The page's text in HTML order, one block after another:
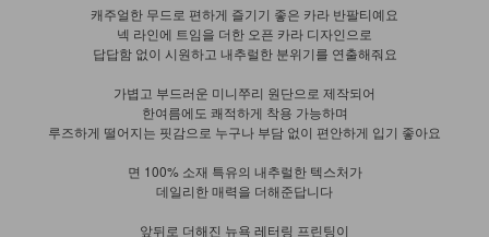
캐주얼한 무드로 편하게 즐기기 좋은 카라 반팔티예요
넥 라인에 트임을 더한 오픈 카라 디자인으로
답답함 없이 시원하고 내추럴한 분위기를 연출해줘요
가볍고 부드러운 미니쭈리 원단으로 제작되어
한여름에도 쾌적하게 착용 가능하며
루즈하게 떨어지는 핏감으로 누구나 부담 없이 편안하게 입기 좋아요
면 100% 소재 특유의 내추럴한 텍스처가
데일리한 매력을 더해준답니다
앞뒤로 더해진 뉴욕 레터링 프린팅이